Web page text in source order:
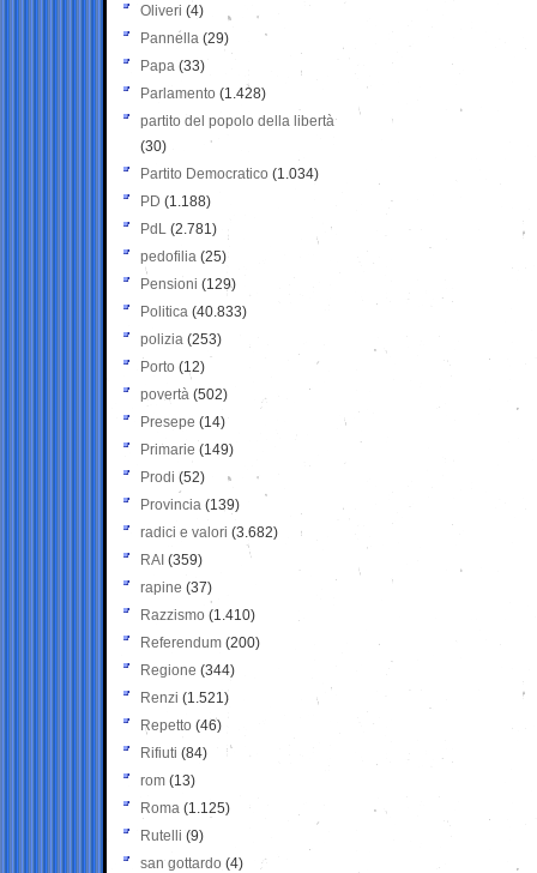
Oliveri (4)
Pannella (29)
Papa (33)
Parlamento (1.428)
partito del popolo della libertà
(30)
Partito Democratico (1.034)
PD (1.188)
PdL (2.781)
pedofilia (25)
Pensioni (129)
Politica (40.833)
polizia (253)
Porto (12)
povertà (502)
Presepe (14)
Primarie (149)
Prodi (52)
Provincia (139)
radici e valori (3.682)
RAI (359)
rapine (37)
Razzismo (1.410)
Referendum (200)
Regione (344)
Renzi (1.521)
Repetto (46)
Rifiuti (84)
rom (13)
Roma (1.125)
Rutelli (9)
san gottardo (4)